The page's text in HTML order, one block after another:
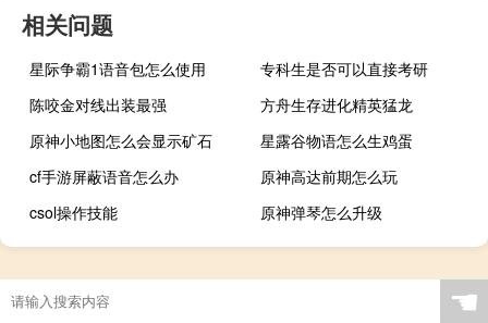
相关问题
星际争霸1语音包怎么使用
专科生是否可以直接考研
陈咬金对线出装最强
方舟生存进化精英猛龙
原神小地图怎么会显示矿石
星露谷物语怎么生鸡蛋
cf手游屏蔽语音怎么办
原神高达前期怎么玩
csol操作技能
原神弹琴怎么升级
☚